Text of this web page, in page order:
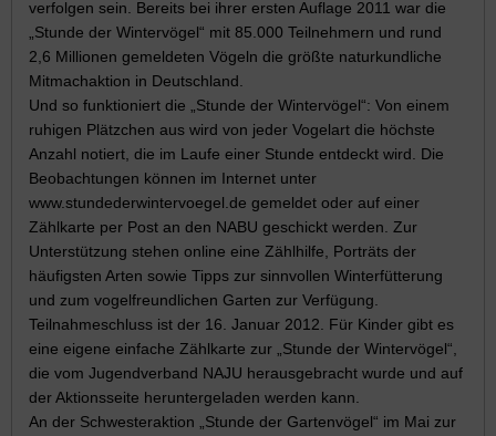
verfolgen sein. Bereits bei ihrer ersten Auflage 2011 war die
„Stunde der Wintervögel“ mit 85.000 Teilnehmern und rund
2,6 Millionen gemeldeten Vögeln die größte naturkundliche
Mitmachaktion in Deutschland.
Und so funktioniert die „Stunde der Wintervögel“: Von einem
ruhigen Plätzchen aus wird von jeder Vogelart die höchste
Anzahl notiert, die im Laufe einer Stunde entdeckt wird. Die
Beobachtungen können im Internet unter
www.stundederwintervoegel.de gemeldet oder auf einer
Zählkarte per Post an den NABU geschickt werden. Zur
Unterstützung stehen online eine Zählhilfe, Porträts der
häufigsten Arten sowie Tipps zur sinnvollen Winterfütterung
und zum vogelfreundlichen Garten zur Verfügung.
Teilnahmeschluss ist der 16. Januar 2012. Für Kinder gibt es
eine eigene einfache Zählkarte zur „Stunde der Wintervögel“,
die vom Jugendverband NAJU herausgebracht wurde und auf
der Aktionsseite heruntergeladen werden kann.
An der Schwesteraktion „Stunde der Gartenvögel“ im Mai zur